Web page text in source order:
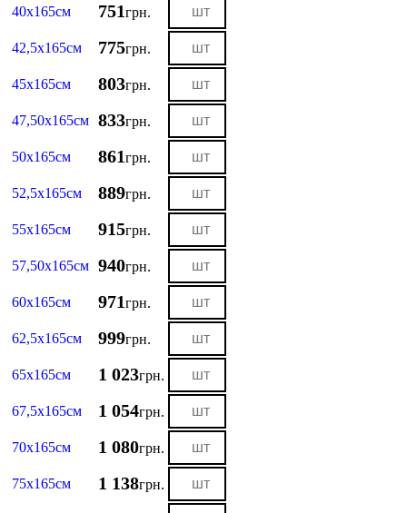
40х165см
751грн.
42,5х165см 775грн.
45х165см 803грн.
47,50х165см 833грн.
50х165см 861грн.
52,5х165см 889грн.
55х165см 915грн.
57,50х165см 940грн.
60х165см 971грн.
62,5х165см 999грн.
65х165см 1 023грн.
67,5х165см 1 054грн.
70х165см 1 080грн.
75х165см 1 138грн.